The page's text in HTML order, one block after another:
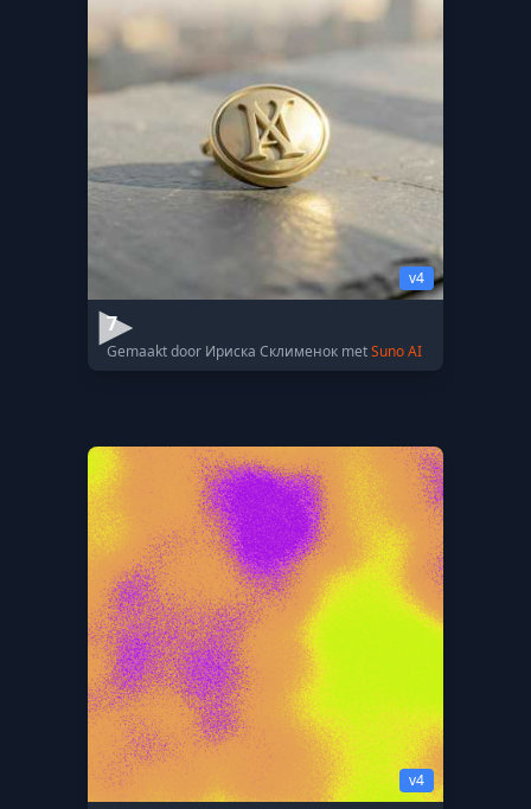
v4
7
Gemaakt door Ириска Склименок metSuno AI
v4